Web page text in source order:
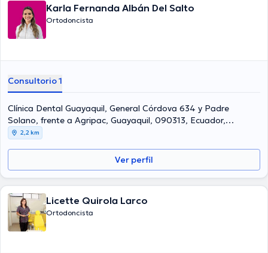
Karla Fernanda Albán Del Salto
Ortodoncista
Consultorio 1
Clínica Dental Guayaquil, General Córdova 634 y Padre
Solano, frente a Agripac, Guayaquil, 090313, Ecuador,
Guayaquil
2,2 km
Ver perfil
Licette Quirola Larco
Ortodoncista